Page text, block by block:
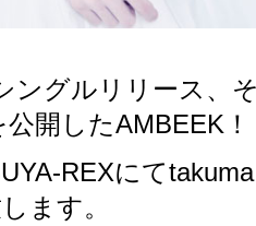
ングルリリース、
開したAMBEEK！
REXにて
ます。